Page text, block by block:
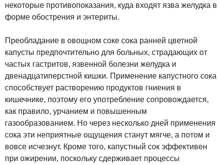
некоторые противопоказания, куда входят язва желудка в
форме обострения и энтериты.
Преобладание в овощном соке сока ранней цветной
капусты предпочтительно для больных, страдающих от
частых гастритов, язвенной болезни желудка и
двенадцатиперстной кишки. Применение капустного сока
способствует растворению продуктов гниения в
кишечнике, поэтому его употребление сопровождается,
как правило, урчанием и повышенным
газообразованием. Но через несколько дней применения
сока эти неприятные ощущения станут мягче, а потом и
вовсе исчезнут. Кроме того, капустный сок эффективен
при ожирении, поскольку сдерживает процессы